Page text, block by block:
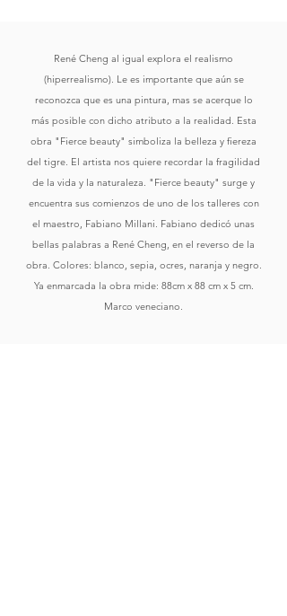
René Cheng al igual explora el realismo
(hiperrealismo). Le es importante que aún se
reconozca que es una pintura, mas se acerque lo
más posible con dicho atributo a la realidad. Esta
obra "Fierce beauty" simboliza la belleza y fiereza
del tigre. El artista nos quiere recordar la fragilidad
de la vida y la naturaleza. "Fierce beauty" surge y
encuentra sus comienzos de uno de los talleres con
el maestro, Fabiano Millani. Fabiano dedicó unas
bellas palabras a René Cheng, en el reverso de la
obra. Colores: blanco, sepia, ocres, naranja y negro.
Ya enmarcada la obra mide: 88cm x 88 cm x 5 cm.
Marco veneciano.